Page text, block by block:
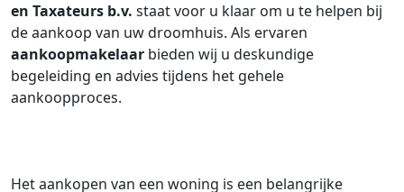
en Taxateurs b.v. staat voor u klaar om u te helpen bij
de aankoop van uw droomhuis. Als ervaren
aankoopmakelaar bieden wij u deskundige
begeleiding en advies tijdens het gehele
aankoopproces.
Het aankopen van een woning is een belangrijke